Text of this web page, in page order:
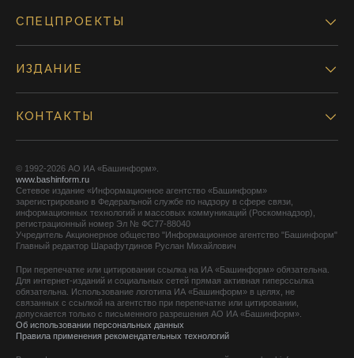
СПЕЦПРОЕКТЫ
ИЗДАНИЕ
КОНТАКТЫ
© 1992-2026 АО ИА «Башинформ».
www.bashinform.ru
Сетевое издание «Информационное агентство «Башинформ»
зарегистрировано в Федеральной службе по надзору в сфере связи,
информационных технологий и массовых коммуникаций (Роскомнадзор),
регистрационный номер Эл № ФС77-88040
Учредитель Акционерное общество "Информационное агентство "Башинформ"
Главный редактор Шарафутдинов Руслан Михайлович
При перепечатке или цитировании ссылка на ИА «Башинформ» обязательна.
Для интернет-изданий и социальных сетей прямая активная гиперссылка
обязательна. Использование логотипа ИА «Башинформ» в целях, не
связанных с ссылкой на агентство при перепечатке или цитировании,
допускается только с письменного разрешения АО ИА «Башинформ».
Об использовании персональных данных
Правила применения рекомендательных технологий